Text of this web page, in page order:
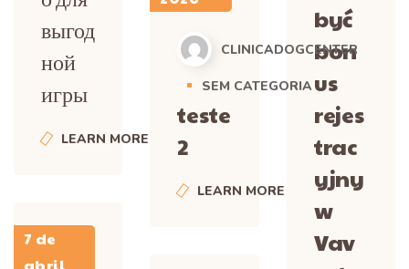
выгод
ной
игры
LEARN MORE
być
bon
us
rejes
trac
yjny
w
Vav
CLINICADOGCENTER
SEM CATEGORIA
teste
2
LEARN MORE
7 de
abril